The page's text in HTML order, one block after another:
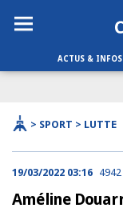
ACTUS & INFOS
> SPORT > LUTTE
19/03/2022 03:16 4942
Améline